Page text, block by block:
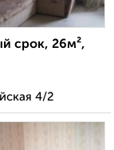
срок, 26м²,
4/2